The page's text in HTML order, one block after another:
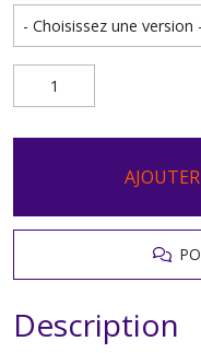
Description